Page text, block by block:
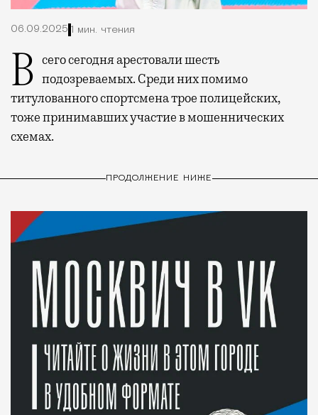
06.09.2025 1 мин. чтения
Всего сегодня арестовали шесть подозреваемых. Среди них помимо
титулованного спортсмена трое полицейских,
тоже принимавших участие в мошеннических
схемах.
ПРОДОЛЖЕНИЕ НИЖЕ